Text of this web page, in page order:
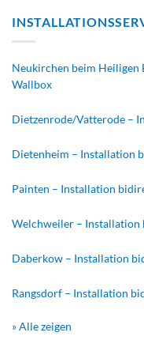
Neukirchen beim
Wallbox
Dietzenrode/Vatterode –
Dietenheim – Installation
Painten – Installation
Welchweiler –
Daberkow – Installation
Rangsdorf – Installation
» Alle zeigen